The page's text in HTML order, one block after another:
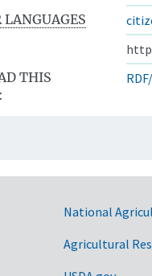
THIS
National
Agricultural